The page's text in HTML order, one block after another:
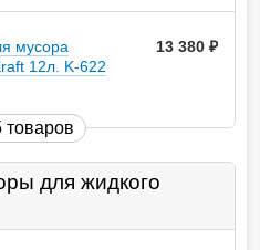
мусора
12л. K-622
13 380
для жидкого